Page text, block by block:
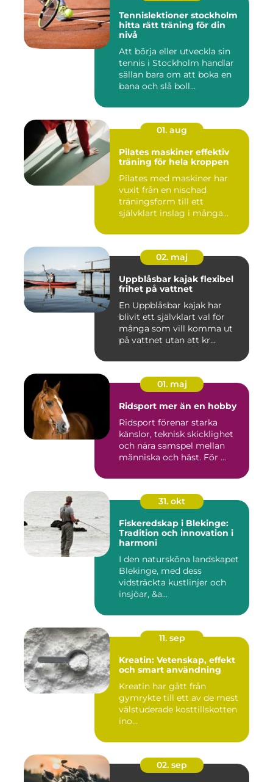
Tennislektioner stockholm
hitta rätt träning för din
nivå
Att börja eller utveckla sin
tennis i Stockholm handlar
sällan bara om att boka en
bana och slå boll...
01. aug
Pilates maskiner effektiv
träning för hela kroppen
Pilates med maskiner har
vuxit från en nischad
träningsform till ett
självklart inslag i många
02. maj
Uppblåsbar kajak flexibel
frihet på vattnet
En Uppblåsbar kajak har
blivit ett självklart val för
många som vill komma ut
på vattnet utan att kr...
01. maj
Ridsport mer än en hobby
Ridsport förenar starka
känslor, teknisk skicklighet
och nära samspel mellan
människa och häst. För ...
31. okt
Fiskeredskap i Blekinge:
Tradition och innovation i
harmoni
I den natursköna landskapet
Blekinge, med dess
vidsträckta kustlinjer och
insjöar, &a...
11. sep
Kreatin: Vetenskap, effekt
och smart användning
Kreatin har gått från
gymrykte till ett av de mest
välstuderade kosttillskotten
ino...
02. sep